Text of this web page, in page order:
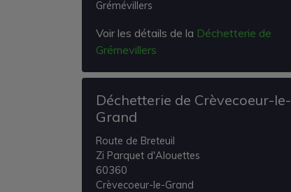
Grémévillers
Voir les détails de la Déchetterie de
Grémevillers
Déchetterie de Crèvecoeur-le-
Grand
Route de Breteuil
Zi Parquet d'Alouettes
60360
Crèvecoeur-le-Grand